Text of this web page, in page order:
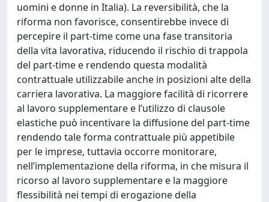
uomini e donne in Italia). La reversibilità, che la
riforma non favorisce, consentirebbe invece di
percepire il part-time come una fase transitoria
della vita lavorativa, riducendo il rischio di trappola
del part-time e rendendo questa modalità
contrattuale utilizzabile anche in posizioni alte della
carriera lavorativa. La maggiore facilità di ricorrere
al lavoro supplementare e l’utilizzo di clausole
elastiche può incentivare la diffusione del part-time
rendendo tale forma contrattuale più appetibile
per le imprese, tuttavia occorre monitorare,
nell’implementazione della riforma, in che misura il
ricorso al lavoro supplementare e la maggiore
flessibilità nei tempi di erogazione della